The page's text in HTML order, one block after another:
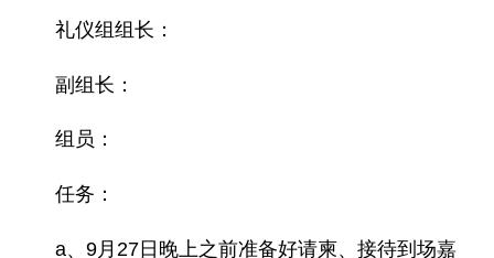
礼仪组组长：
副组长：
组员：
任务：
a、9月27日晚上之前准备好请柬、接待到场嘉